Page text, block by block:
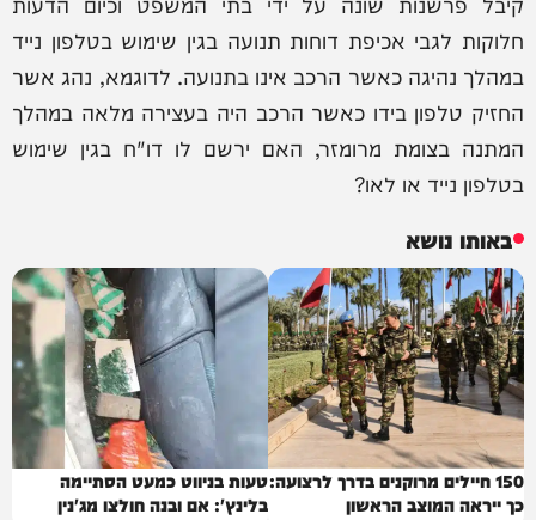
חלוקות לגבי אכיפת דוחות תנועה בגין שימוש בטלפון נייד
במהלך נהיגה כאשר הרכב אינו בתנועה. לדוגמא, נהג אשר
החזיק טלפון בידו כאשר הרכב היה בעצירה מלאה במהלך
המתנה בצומת מרומזר, האם ירשם לו דו"ח בגין שימוש
בטלפון נייד או לאו?
באותו נושא
150 חיילים מרוקנים בדרך לרצועה:
כך ייראה המוצב הראשון
טעות בניווט כמעט הסתיימה
בלינץ': אם ובנה חולצו מג'נין